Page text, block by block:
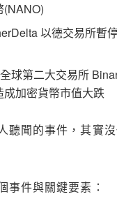
(NANO)
以德交易所暫
球第二大交易所
成加密貨幣市值大跌
聽聞的事件，其實
事件與關鍵要素：